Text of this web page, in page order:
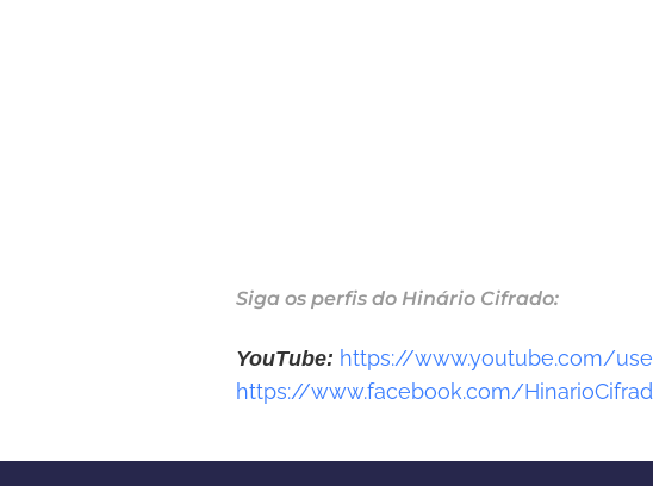
Siga os perfis do Hinário Cifrado:
YouTube: https://www.youtube.com/
https://www.facebook.com/